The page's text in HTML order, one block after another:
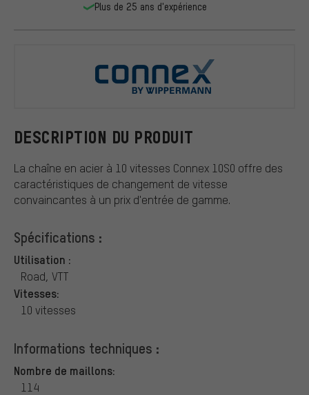
DESCRIPTION DU PRODUIT
La chaîne en acier à 10 vitesses Connex 10S0 offre des
caractéristiques de changement de vitesse
convaincantes à un prix d'entrée de gamme.
Spécifications :
Utilisation :
Road, VTT
Vitesses:
10 vitesses
Informations techniques :
Nombre de maillons:
114
Plus de 25 ans d'expérience